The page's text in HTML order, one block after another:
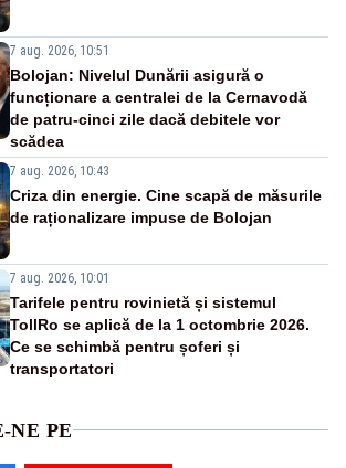
7 aug. 2026, 10:51
Bolojan: Nivelul Dunării asigură o
funcționare a centralei de la Cernavodă
de patru-cinci zile dacă debitele vor
scădea
7 aug. 2026, 10:43
Criza din energie. Cine scapă de măsurile
de raționalizare impuse de Bolojan
7 aug. 2026, 10:01
Tarifele pentru rovinietă și sistemul
TollRo se aplică de la 1 octombrie 2026.
Ce se schimbă pentru șoferi și
transportatori
NE PE